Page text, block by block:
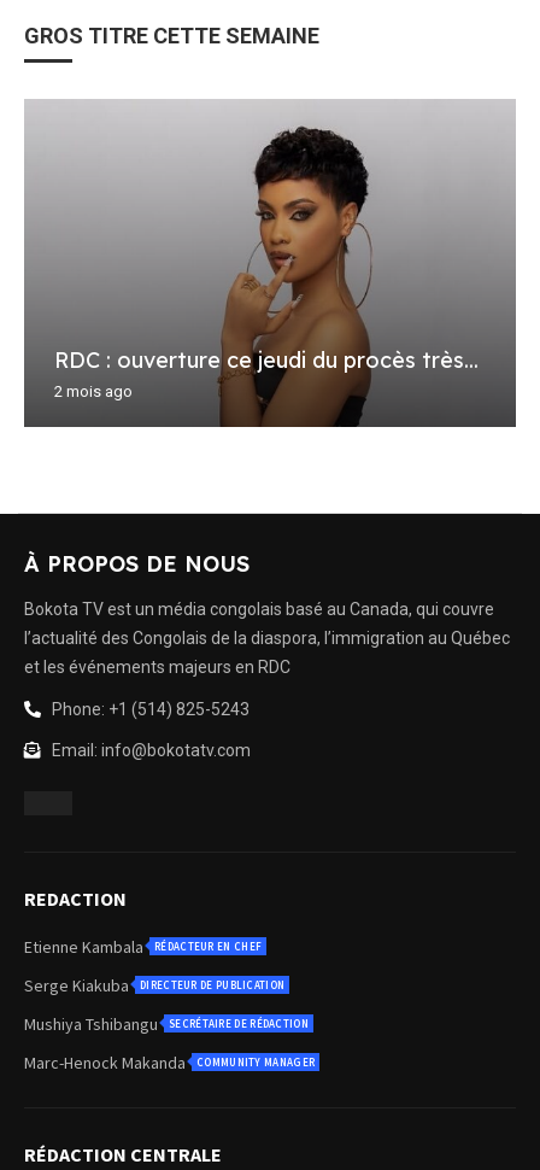
GROS TITRE CETTE SEMAINE
RDC : ouverture ce jeudi du procès très...
2 mois ago
À PROPOS DE NOUS
Bokota TV est un média congolais basé au Canada, qui couvre
l’actualité des Congolais de la diaspora, l’immigration au Québec
et les événements majeurs en RDC
Phone: +1 (514) 825-5243
Email: info@bokotatv.com
REDACTION
Etienne Kambala RÉDACTEUR EN CHEF
Serge Kiakuba DIRECTEUR DE PUBLICATION
Mushiya Tshibangu SECRÉTAIRE DE RÉDACTION
Marc-Henock Makanda COMMUNITY MANAGER
RÉDACTION CENTRALE